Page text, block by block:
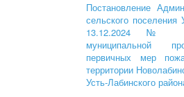
Постановление
сельского поселения
13.12.2024 №
муниципальной
первичных мер
территории
Усть-Лабинского